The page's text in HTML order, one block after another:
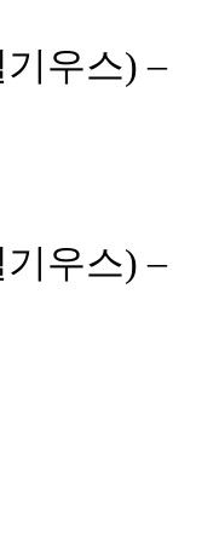
우스) –
우스) –